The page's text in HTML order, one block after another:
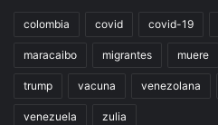
colombia covid covid-19
maracaibo migrantes muere
trump vacuna venezolana
venezuela zulia